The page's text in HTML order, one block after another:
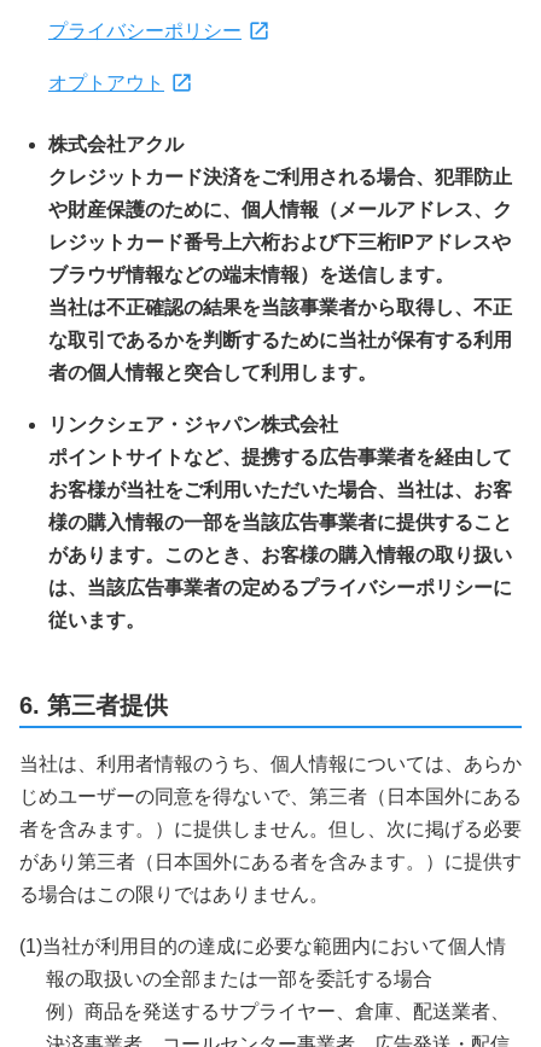
プライバシーポリシー
オプトアウト
株式会社アクル
クレジットカード決済をご利用される場合、犯罪防止
や財産保護のために、個人情報（メールアドレス、ク
レジットカード番号上六桁および下三桁IPアドレスや
ブラウザ情報などの端末情報）を送信します。
当社は不正確認の結果を当該事業者から取得し、不正
な取引であるかを判断するために当社が保有する利用
者の個人情報と突合して利用します。
リンクシェア・ジャパン株式会社
ポイントサイトなど、提携する広告事業者を経由して
お客様が当社をご利用いただいた場合、当社は、お客
様の購入情報の一部を当該広告事業者に提供すること
があります。このとき、お客様の購入情報の取り扱い
は、当該広告事業者の定めるプライバシーポリシーに
従います。
6. 第三者提供
当社は、利用者情報のうち、個人情報については、あらか
じめユーザーの同意を得ないで、第三者（日本国外にある
者を含みます。）に提供しません。但し、次に掲げる必要
があり第三者（日本国外にある者を含みます。）に提供す
る場合はこの限りではありません。
(1)当社が利用目的の達成に必要な範囲内において個人情
報の取扱いの全部または一部を委託する場合
例）商品を発送するサプライヤー、倉庫、配送業者、